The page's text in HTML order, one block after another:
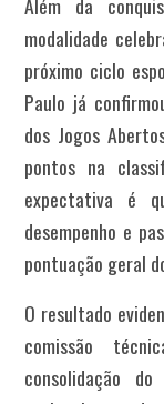
Além da
modalidade
próximo ciclo
Paulo já
dos Jogos
pontos na
expectativa é
desempenho e
pontuação geral
O resultado
comissão
consolidação